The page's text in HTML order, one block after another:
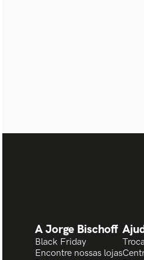
A Jorge Bischoff
Black Friday
Encontre nossas lojas